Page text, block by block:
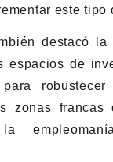
este tipo
destacó la
espacios de
para
zonas francas